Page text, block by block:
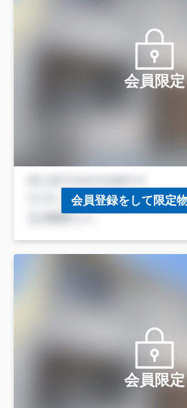
会員限定
会員登録をして限定
会員限定